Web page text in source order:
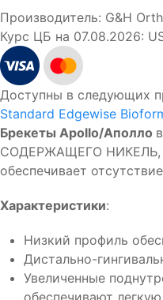
Производитель: G&H
Курс ЦБ на 07.08.2026:
Доступны в следующих
Standard Edgewise
Брекеты Apollo/Аполло
СОДЕРЖАЩЕГО НИКЕЛЬ,
обеспечивает
Характеристики:
Низкий профиль
Дистально-
Увеличенные
обеспечивают